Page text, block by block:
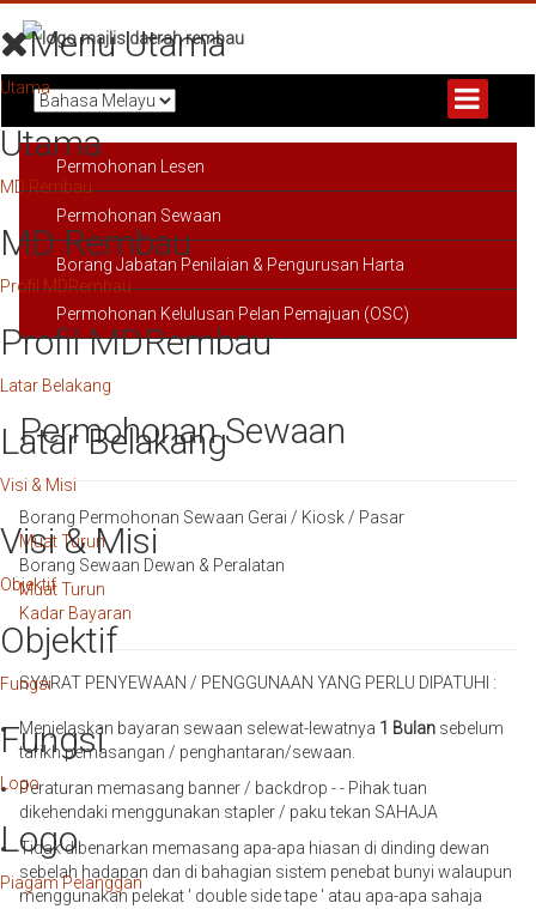
Menu Utama
Utama
Utama
MD Rembau
MD Rembau
Profil MDRembau
Profil MDRembau
Latar Belakang
Latar Belakang
Visi & Misi
Visi & Misi
Objektif
Objektif
Fungsi
Fungsi
Logo
Logo
Piagam Pelanggan
Permohonan Lesen
Permohonan Sewaan
Borang Jabatan Penilaian & Pengurusan Harta
Permohonan Kelulusan Pelan Pemajuan (OSC)
Permohonan Sewaan
Borang Permohonan Sewaan Gerai / Kiosk / Pasar
Muat Turun
Borang Sewaan Dewan & Peralatan
Muat Turun
Kadar Bayaran
SYARAT PENYEWAAN / PENGGUNAAN YANG PERLU DIPATUHI :
Menjelaskan bayaran sewaan selewat-lewatnya 1 Bulan sebelum
tarikh pemasangan / penghantaran/sewaan.
Peraturan memasang banner / backdrop - - Pihak tuan
dikehendaki menggunakan stapler / paku tekan SAHAJA
Tidak dibenarkan memasang apa-apa hiasan di dinding dewan
sebelah hadapan dan di bahagian sistem penebat bunyi walaupun
menggunakan pelekat ' double side tape ' atau apa-apa sahaja